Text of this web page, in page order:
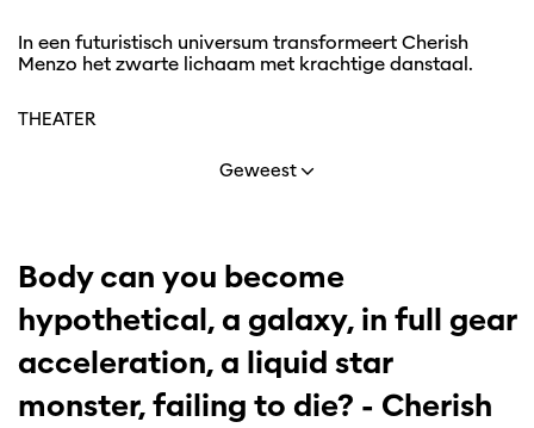
In een futuristisch universum transformeert Cherish
Menzo het zwarte lichaam met krachtige danstaal.
THEATER
Geweest
Body can you become
hypothetical, a galaxy, in full gear
acceleration, a liquid star
monster, failing to die? - Cherish